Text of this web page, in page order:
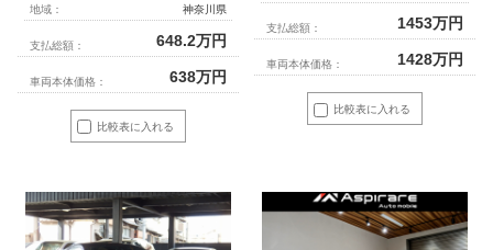
比較表に入れる
地域： 神奈川県
支払総額： 648.2万円
車両本体価格： 638万円
比較表に入れる
支払総額： 1453万円
車両本体価格： 1428万円